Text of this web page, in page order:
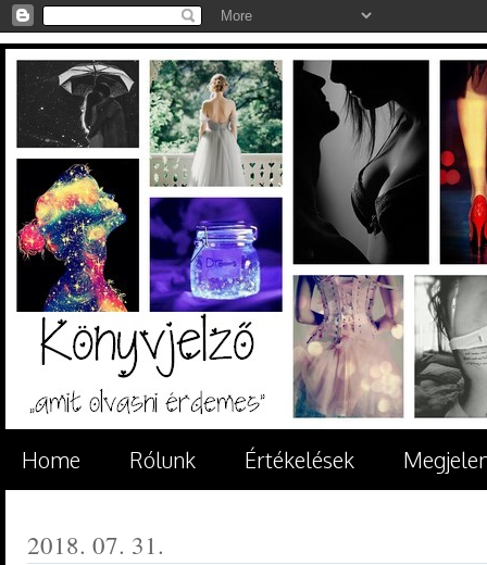
Home Rólunk Értékelések
2018. 07. 31.